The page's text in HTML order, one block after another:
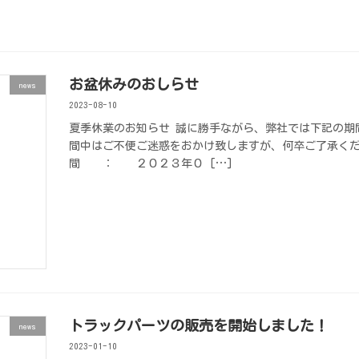
news お盆休みのおしらせ
2023-08-10
夏季休業のお知らせ 誠に勝手ながら、弊社では下記の
間中はご不便ご迷惑をおかけ致しますが、何卒ご了承
間 ： ２０２３年０ […]
news トラックパーツの販売を開始しました！
2023-01-10